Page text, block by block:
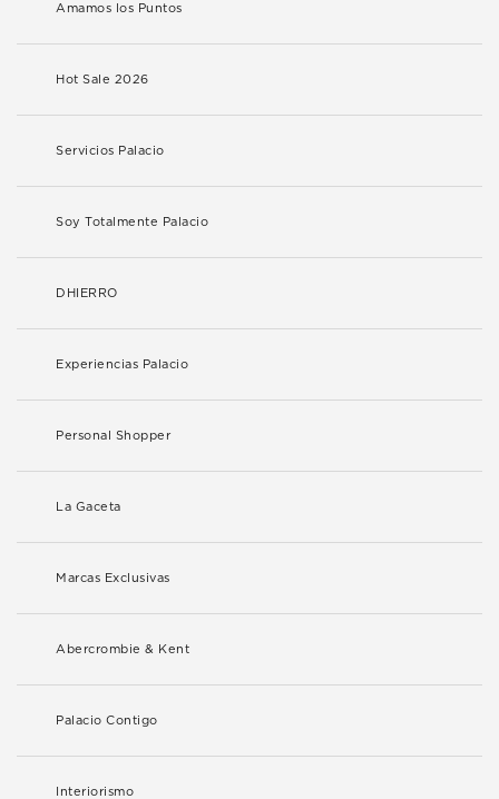
Amamos los Puntos
Hot Sale 2026
Servicios Palacio
Soy Totalmente Palacio
DHIERRO
Experiencias Palacio
Personal Shopper
La Gaceta
Marcas Exclusivas
Abercrombie & Kent
Palacio Contigo
Interiorismo